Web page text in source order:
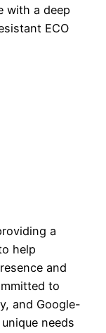
with a deep
ECO
a
help
and
to
and Google-
needs